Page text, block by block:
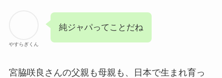
やすらぎくん
純ジャパってことだね
宮脇咲良さんの父親も母親も、日本で生まれ育っ